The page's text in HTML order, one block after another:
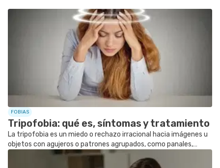
SIGUE TUA SAÚDE EN LAS REDES SOCIALES
FOBIAS
Tripofobia: qué es, síntomas y tratamiento
La tripofobia es un miedo o rechazo irracional hacia imágenes u
objetos con agujeros o patrones agrupados, como panales,
semillas de loto o esponjas.